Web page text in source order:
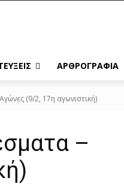
ΑΡΘΡΟΓΡΑΦΙΑ
(9/2, 17η αγωνιστική)
–